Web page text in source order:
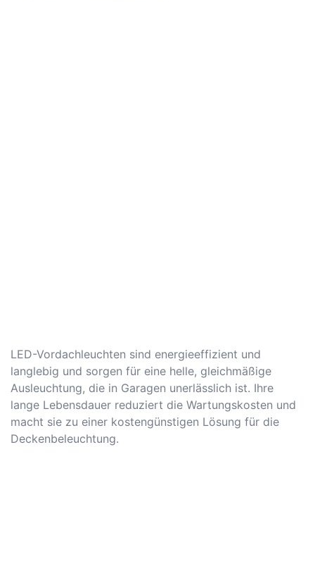
LED-Vordachleuchten sind energieeffizient und
langlebig und sorgen für eine helle, gleichmäßige
Ausleuchtung, die in Garagen unerlässlich ist. Ihre
lange Lebensdauer reduziert die Wartungskosten und
macht sie zu einer kostengünstigen Lösung für die
Deckenbeleuchtung.